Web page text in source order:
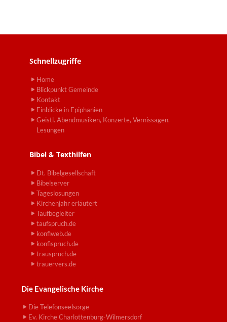
Schnellzugriffe
Home
Blickpunkt Gemeinde
Kontakt
Einblicke in Epiphanien
Geistl. Abendmusiken, Konzerte, Vernissagen,
Lesungen
Bibel & Texthilfen
Dt. Bibelgesellschaft
Bibelserver
Tageslosungen
Kirchenjahr erläutert
Taufbegleiter
taufspruch.de
konfiweb.de
konfispruch.de
trauspruch.de
trauervers.de
Die Evangelische Kirche
Die Telefonseelsorge
Ev. Kirche Charlottenburg-Wilmersdorf